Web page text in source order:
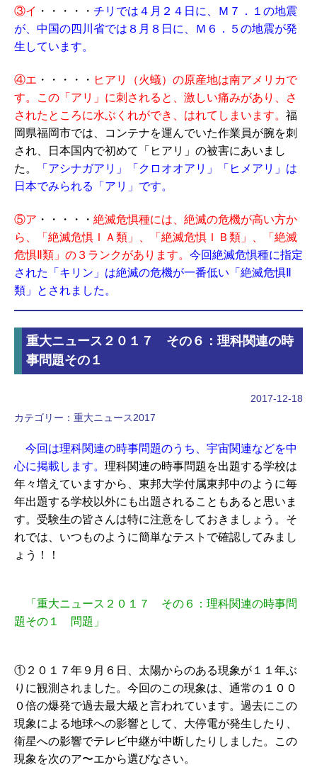
③イ ・・・・・ チリでは４月２４日に、Ｍ７．１の地震
が、中国の四川省では８月８日に、Ｍ６．５の地震が発
生しています。
④エ ・・・・・ ヒアリ（火蟻）の原産地は南アメリカで
す。この「アリ」に刺されると、激しい痛みがあり、さ
されたところに水ぶくれができ、はれてしまいます。 福
岡県福岡市では、コンテナを運んでいた作業員が腕を刺
され、日本国内で初めて「ヒアリ」の被害にあいまし
た。
「アシナガアリ」「クロオオアリ」「ヒメアリ」は
日本でみられる「アリ」です。
⑤ア ・・・・・ 絶滅危惧種には、絶滅の危機が高い方か
ら、「絶滅危惧ＩＡ類」、「絶滅危惧ＩＢ類」、「絶滅
危惧Ⅱ類」の３ランクがあります。 今回絶滅危惧種に指定
された「キリン」は絶滅の危機が一番低い「絶滅危惧Ⅱ
類」とされました。
重大ニュース２０１７ その６：理科関連の時
事問題その１
2017-12-18
カテゴリー： 重大ニュース2017
今回は理科関連の時事問題のうち、宇宙関連などを中
心に掲載します。 理科関連の時事問題を出題する学校は
年々増えていますから、東邦大学付属東邦中のように毎
年出題する学校以外にも出題されることもあると思いま
す。受験生の皆さんは特に注意をしておきましょう。そ
れでは、いつものように簡単なテストで確認してみまし
ょう！！
「重大ニュース２０１７ その６：理科関連の時事問
題その１ 問題」
①２０１７年９月６日、太陽からのある現象が１１年ぶ
りに観測されました。今回のこの現象は、通常の１００
０倍の爆発で過去最大級と言われています。過去にこの
現象による地球への影響として、大停電が発生したり、
衛星への影響でテレビ中継が中断したりしました。この
現象を次のア〜エから選びなさい。